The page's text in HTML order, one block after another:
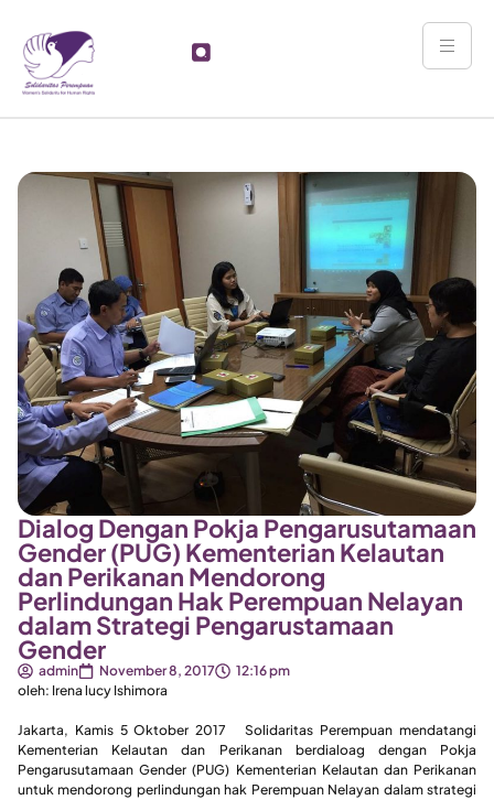
Dialog Dengan Pokja Pengarusutamaan
Gender (PUG) Kementerian Kelautan
dan Perikanan Mendorong
Perlindungan Hak Perempuan Nelayan
dalam Strategi Pengarustamaan
Gender
admin November 8, 2017
12:16 pm
oleh: Irena lucy Ishimora
Jakarta, Kamis 5 Oktober 2017 Solidaritas Perempuan mendatangi
Kementerian Kelautan dan Perikanan berdialoag dengan Pokja
Pengarusutamaan Gender (PUG) Kementerian Kelautan dan Perikanan
untuk mendorong perlindungan hak Perempuan Nelayan dalam strategi